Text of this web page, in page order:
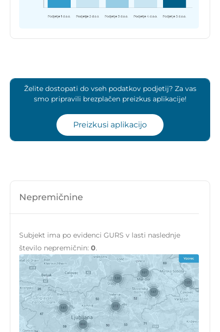
Želite dostopati do vseh podatkov podjetij? Za vas
smo pripravili brezplačen preizkus aplikacije!
Preizkusi aplikacijo
Nepremičnine
Subjekt ima po evidenci GURS v lasti naslednje
število nepremičnin: 0.